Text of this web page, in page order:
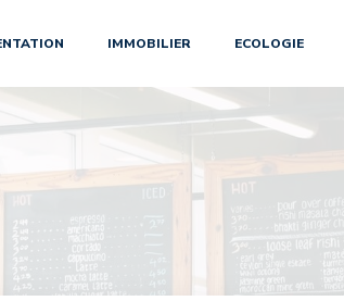
IMMOBILIER ECOLOGIE